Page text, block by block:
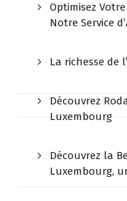
Optimisez
Notre Service
La richesse de
Découvrez
Luxembourg
Découvrez la
Luxembourg,